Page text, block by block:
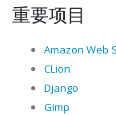
重要项目
Amazon Web
CLion
Django
Gimp